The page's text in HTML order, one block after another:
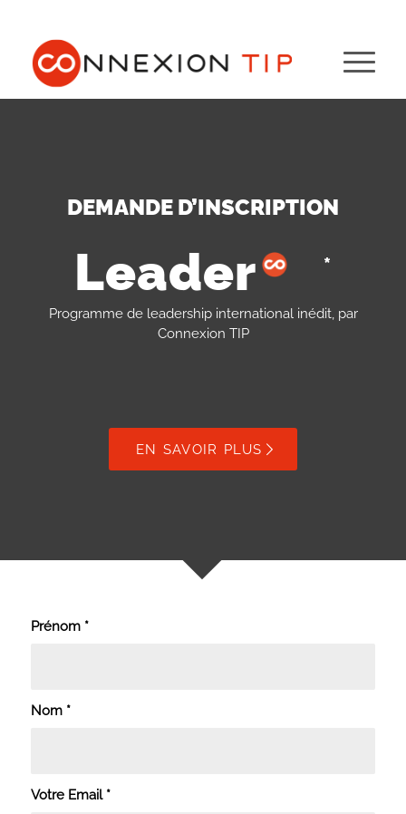
DEMANDE D’INSCRIPTION
Leaderco *
Programme de leadership international inédit, par
Connexion TIP
EN SAVOIR PLUS
Prénom *
Nom *
Votre Email *